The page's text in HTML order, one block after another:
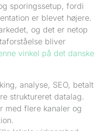
sporingssetup, fordi
er blevet højere.
og det er netop
bliver
vinkel på det danske
analyse, SEO, betalt
struktureret datalag.
med flere kanaler og